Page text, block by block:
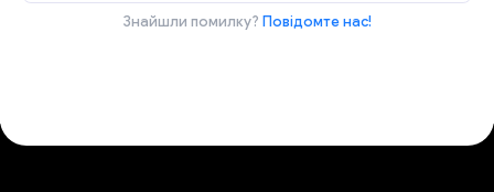
Знайшли помилку? Повідомте нас!